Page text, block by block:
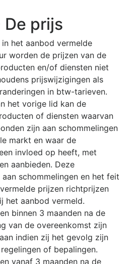
prijs
in het aanbod vermelde
worden de prijzen van de
en/of diensten niet
prijswijzigingen als
in btw-tarieven.
het vorige lid kan de
of diensten waarvan
zijn aan schommelingen
markt en waar de
invloed op heeft, met
aanbieden. Deze
schommelingen en het feit
prijzen richtprijzen
het aanbod vermeld.
binnen 3 maanden na de
van de overeenkomst zijn
indien zij het gevolg zijn
of bepalingen.
vanaf 3 maanden na de